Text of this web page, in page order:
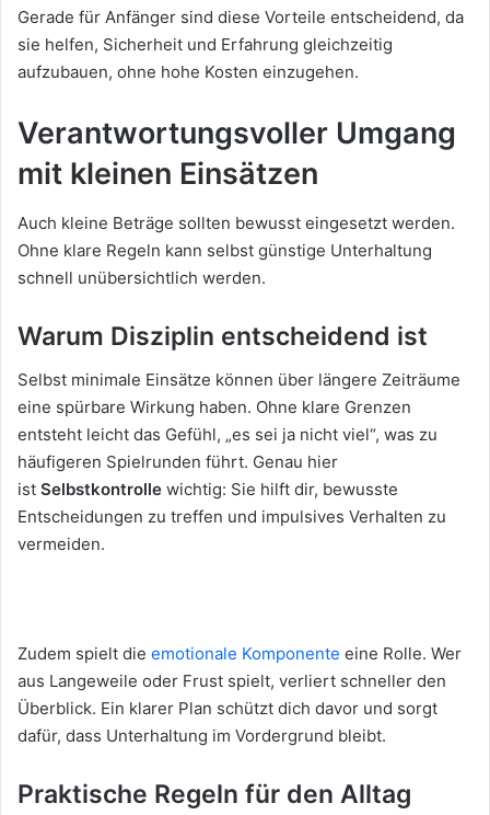
Gerade für Anfänger sind diese Vorteile entscheidend, da
sie helfen, Sicherheit und Erfahrung gleichzeitig
aufzubauen, ohne hohe Kosten einzugehen.
Verantwortungsvoller Umgang
mit kleinen Einsätzen
Auch kleine Beträge sollten bewusst eingesetzt werden.
Ohne klare Regeln kann selbst günstige Unterhaltung
schnell unübersichtlich werden.
Warum Disziplin entscheidend ist
Selbst minimale Einsätze können über längere Zeiträume
eine spürbare Wirkung haben. Ohne klare Grenzen
entsteht leicht das Gefühl, „es sei ja nicht viel“, was zu
häufigeren Spielrunden führt. Genau hier
ist Selbstkontrolle wichtig: Sie hilft dir, bewusste
Entscheidungen zu treffen und impulsives Verhalten zu
vermeiden.
Zudem spielt die emotionale Komponente eine Rolle. Wer
aus Langeweile oder Frust spielt, verliert schneller den
Überblick. Ein klarer Plan schützt dich davor und sorgt
dafür, dass Unterhaltung im Vordergrund bleibt.
Praktische Regeln für den Alltag